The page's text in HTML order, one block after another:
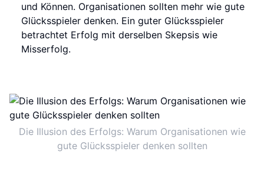
und Können. Organisationen sollten mehr wie gute
Glücksspieler denken. Ein guter Glücksspieler
betrachtet Erfolg mit derselben Skepsis wie
Misserfolg.
Die Illusion des Erfolgs: Warum Organisationen wie
gute Glücksspieler denken sollten